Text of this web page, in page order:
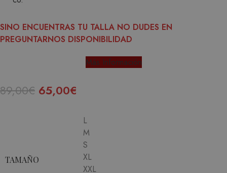
SINO ENCUENTRAS TU TALLA NO DUDES EN
PREGUNTARNOS DISPONIBILIDAD
Más Información
89,00€ 65,00€
TAMAÑO
L
M
S
XL
XXL